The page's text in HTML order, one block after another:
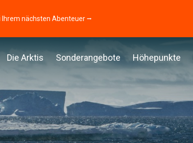
Ihrem nächsten Abenteuer ⭢
Die Arktis Sonderangebote Höhepunkte